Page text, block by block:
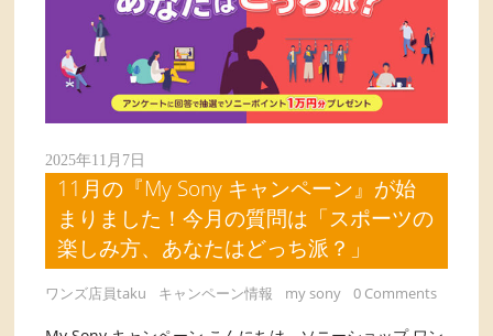
2025年11月7日
11月の『My Sony キャンペーン』が始
まりました！今月の質問は「スポーツの
楽しみ方、あなたはどっち派？」
ワンズ店員taku キャンペーン情報 my sony 0 Comments